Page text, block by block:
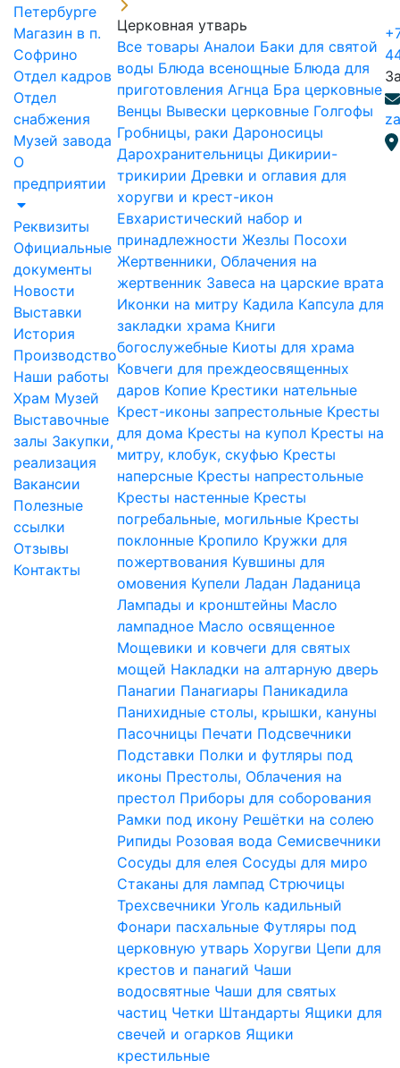
Петербурге
Магазин в п.
Софрино
Отдел кадров
Отдел
снабжения
Музей завода
О
предприятии
Реквизиты
Официальные
документы
Новости
Выставки
История
Производство
Наши работы
Храм Музей
Выставочные
залы Закупки,
реализация
Вакансии
Полезные
ссылки
Отзывы
Контакты
Церковная утварь
Все товары Аналои Баки для святой
воды Блюда всенощные Блюда для
приготовления Агнца Бра церковные
Венцы Вывески церковные Голгофы
Гробницы, раки Дароносицы
Дарохранительницы Дикирии-
трикирии Древки и оглавия для
хоругви и крест-икон
Евхаристический набор и
принадлежности Жезлы Посохи
Жертвенники, Облачения на
жертвенник Завеса на царские врата
Иконки на митру Кадила Капсула для
закладки храма Книги
богослужебные Киоты для храма
Ковчеги для преждеосвященных
даров Копие Крестики нательные
Крест-иконы запрестольные Кресты
для дома Кресты на купол Кресты на
митру, клобук, скуфью Кресты
наперсные Кресты напрестольные
Кресты настенные Кресты
погребальные, могильные Кресты
поклонные Кропило Кружки для
пожертвования Кувшины для
омовения Купели Ладан Ладаница
Лампады и кронштейны Масло
лампадное Масло освященное
Мощевики и ковчеги для святых
мощей Накладки на алтарную дверь
Панагии Панагиары Паникадила
Панихидные столы, крышки, кануны
Пасочницы Печати Подсвечники
Подставки Полки и футляры под
иконы Престолы, Облачения на
престол Приборы для соборования
Рамки под икону Решётки на солею
Рипиды Розовая вода Семисвечники
Сосуды для елея Сосуды для миро
Стаканы для лампад Стрючицы
Трехсвечники Уголь кадильный
Фонари пасхальные Футляры под
церковную утварь Хоругви Цепи для
крестов и панагий Чаши
водосвятные Чаши для святых
частиц Четки Штандарты Ящики для
свечей и огарков Ящики
крестильные